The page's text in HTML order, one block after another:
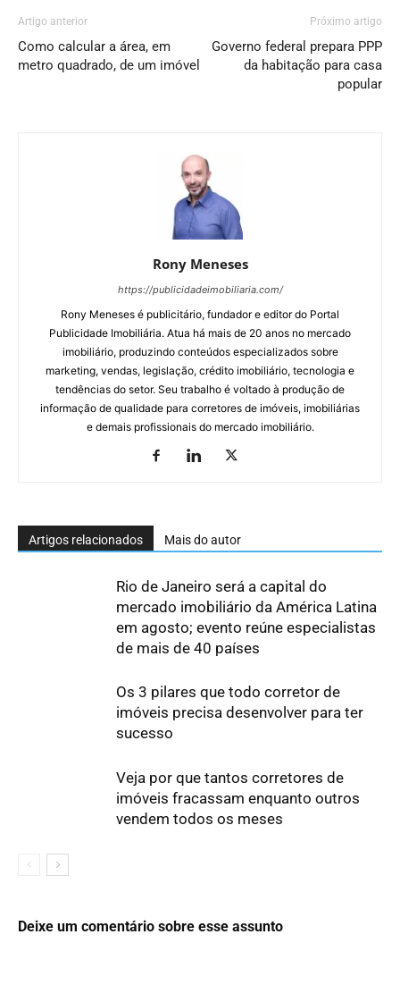
Artigo anterior
Como calcular a área, em
metro quadrado, de um imóvel
Próximo artigo
Governo federal prepara PPP
da habitação para casa
popular
Rony Meneses
https://publicidadeimobiliaria.com/
Rony Meneses é publicitário, fundador e editor do Portal
Publicidade Imobiliária. Atua há mais de 20 anos no mercado
imobiliário, produzindo conteúdos especializados sobre
marketing, vendas, legislação, crédito imobiliário, tecnologia e
tendências do setor. Seu trabalho é voltado à produção de
informação de qualidade para corretores de imóveis, imobiliárias
e demais profissionais do mercado imobiliário.
Artigos relacionados Mais do autor
Rio de Janeiro será a capital do
mercado imobiliário da América Latina
em agosto; evento reúne especialistas
de mais de 40 países
Os 3 pilares que todo corretor de
imóveis precisa desenvolver para ter
sucesso
Veja por que tantos corretores de
imóveis fracassam enquanto outros
vendem todos os meses
Deixe um comentário sobre esse assunto